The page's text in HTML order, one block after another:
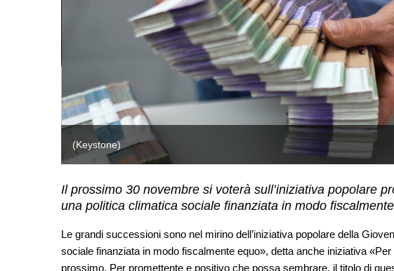
(Keystone)
Il prossimo 30 novembre si voterà sull’iniziativa popolare
una politica climatica sociale finanziata in modo
Le grandi successioni sono nel mirino dell’iniziativa popolare della
sociale finanziata in modo fiscalmente equo», detta anche iniziativa
prossimo. Per promettente e positivo che possa sembrare, il titolo di